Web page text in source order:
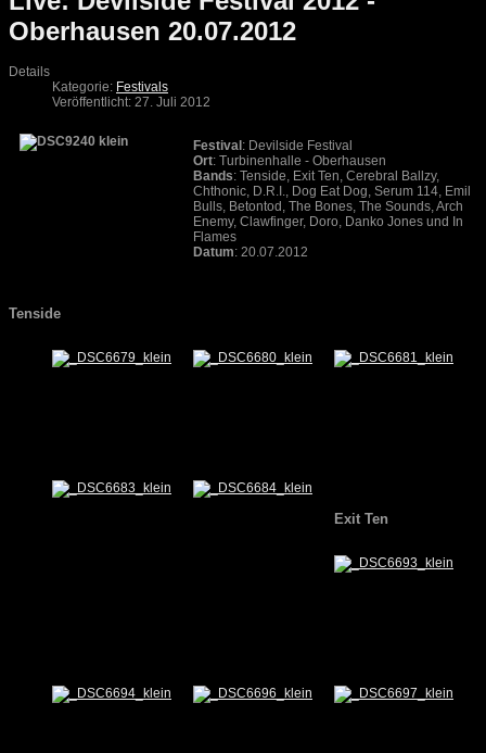
Oberhausen 20.07.2012
Details
Kategorie: Festivals
Veröffentlicht: 27. Juli 2012
Festival : Devilside Festival
Ort: Turbinenhalle - Oberhausen
Bands: Tenside, Exit Ten, Cerebral Ballzy,
Chthonic, D.R.I., Dog Eat Dog, Serum 114, Emil
Bulls, Betontod, The Bones, The Sounds, Arch
Enemy, Clawfinger, Doro, Danko Jones und In
Flames
Datum: 20.07.2012
Tenside
Exit Ten